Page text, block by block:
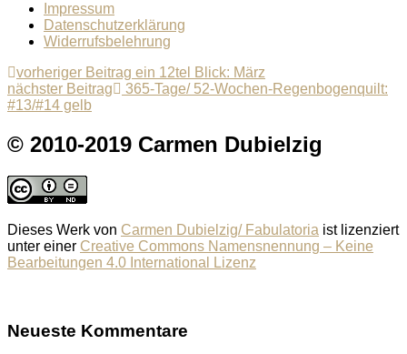
Impressum
Datenschutzerklärung
Widerrufsbelehrung
Beitragsnavigation
vorheriger Beitrag Previous
post:
ein 12tel Blick: März
nächster Beitrag
Next
365-Tage/ 52-Wochen-Regenbogenquilt:
#13/#14 gelb
© 2010-2019 Carmen Dubielzig
Dieses Werk von Carmen Dubielzig/ Fabulatoria ist lizenziert
unter einer Creative Commons Namensnennung – Keine
Bearbeitungen 4.0 International Lizenz
Neueste Kommentare